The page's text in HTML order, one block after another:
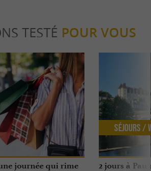
TESTÉ POUR VOUS
journée qui rime
2 jours à
Séjours /